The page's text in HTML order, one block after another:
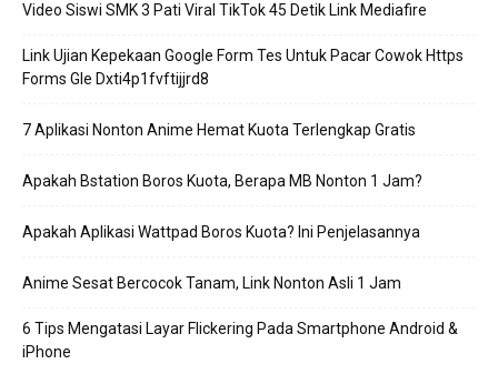
Video Siswi SMK 3 Pati Viral TikTok 45 Detik Link Mediafire
Link Ujian Kepekaan Google Form Tes Untuk Pacar Cowok Https
Forms Gle Dxti4p1fvftijjrd8
7 Aplikasi Nonton Anime Hemat Kuota Terlengkap Gratis
Apakah Bstation Boros Kuota, Berapa MB Nonton 1 Jam?
Apakah Aplikasi Wattpad Boros Kuota? Ini Penjelasannya
Anime Sesat Bercocok Tanam, Link Nonton Asli 1 Jam
6 Tips Mengatasi Layar Flickering Pada Smartphone Android &
iPhone